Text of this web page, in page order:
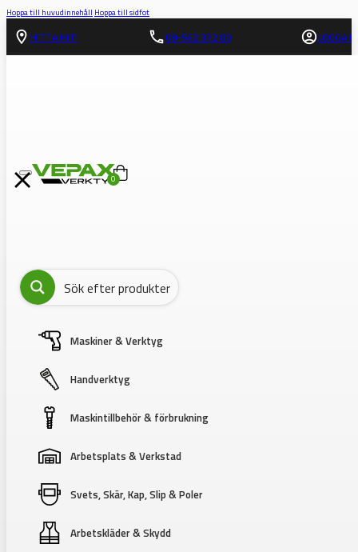
Hoppa till huvudinnehåll Hoppa till sidfot
HITTA HIT! 08-562 372 00 LOGGA IN
0
Maskiner & Verktyg
Handverktyg
Maskintillbehör & förbrukning
Arbetsplats & Verkstad
Svets, Skär, Kap, Slip & Poler
Arbetskläder & Skydd